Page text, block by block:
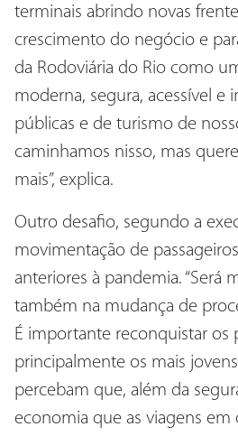
terminais abrindo novas
crescimento do negócio e
da Rodoviária do Rio como
moderna, segura, acessível e
públicas e de turismo de
caminhamos nisso, mas
mais”, explica.
Outro desafio, segundo a
movimentação de
anteriores à pandemia. “Será
também na mudança de
É importante reconquistar os
principalmente os mais
percebam que, além da
economia que as viagens em